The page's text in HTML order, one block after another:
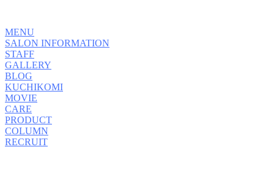
MENU
SALON INFORMATION
STAFF
GALLERY
BLOG
KUCHIKOMI
MOVIE
CARE
PRODUCT
COLUMN
RECRUIT